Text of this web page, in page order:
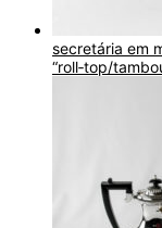
secretária em
“roll‑top/